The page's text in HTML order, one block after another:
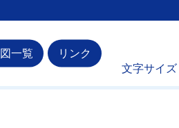
一覧 リンク
文字サイズ